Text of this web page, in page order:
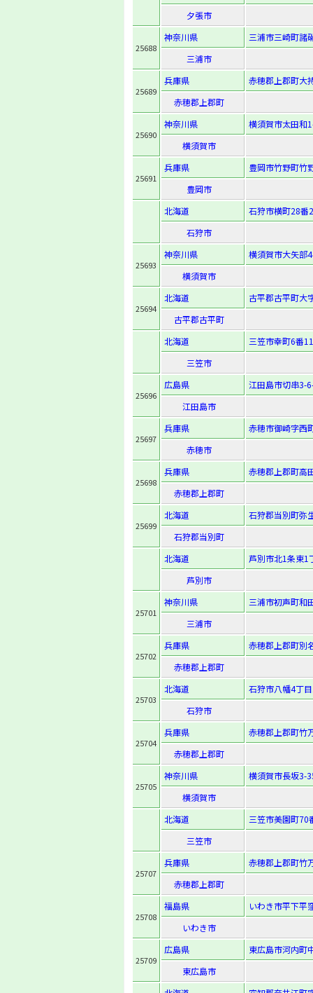
夕張市
25688
神奈川県
三浦市三崎町諸
三浦市
25689
兵庫県
赤穂郡上郡町大
赤穂郡上郡町
25690
神奈川県
横須賀市太田和
横須賀市
25691
兵庫県
豊岡市竹野町竹
豊岡市
北海道
石狩市横町28番2
石狩市
25693
神奈川県
横須賀市大矢部
横須賀市
25694
北海道
古平郡古平町大
古平郡古平町
北海道
三笠市幸町6番11
三笠市
25696
広島県
江田島市切串3-
江田島市
25697
兵庫県
赤穂市御崎字西
赤穂市
25698
兵庫県
赤穂郡上郡町高
赤穂郡上郡町
25699
北海道
石狩郡当別町弥
石狩郡当別町
北海道
芦別市北1条東1
芦別市
25701
神奈川県
三浦市初声町和
三浦市
25702
兵庫県
赤穂郡上郡町別
赤穂郡上郡町
25703
北海道
石狩市八幡4丁
石狩市
25704
兵庫県
赤穂郡上郡町竹
赤穂郡上郡町
25705
神奈川県
横須賀市長坂3-
横須賀市
北海道
三笠市美園町70
三笠市
25707
兵庫県
赤穂郡上郡町竹
赤穂郡上郡町
25708
福島県
いわき市平下平
いわき市
25709
広島県
東広島市河内町
東広島市